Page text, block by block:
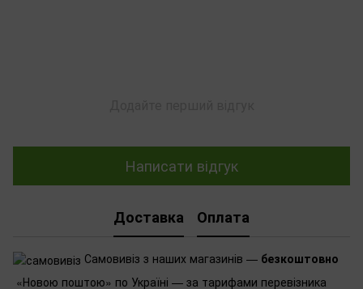
Написати відгук
Доставка Оплата
Самовивіз з наших магазинів — безкоштовно
«Новою поштою» по Україні — за тарифами перевізника